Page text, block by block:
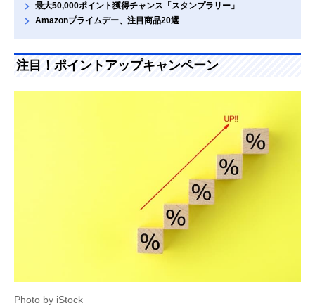
最大50,000ポイント獲得チャンス「スタンプラリー」
Amazonプライムデー、注目商品20選
注目！ポイントアップキャンペーン
Photo by iStock